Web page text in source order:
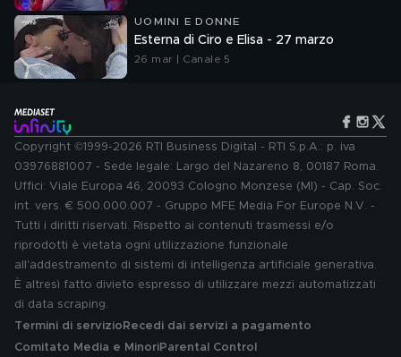
UOMINI E DONNE
Esterna di Ciro e Elisa - 27 marzo
26 mar | Canale 5
Copyright ©1999-2026 RTI Business Digital - RTI S.p.A.: p. iva
03976881007 - Sede legale: Largo del Nazareno 8, 00187 Roma.
Uffici: Viale Europa 46, 20093 Cologno Monzese (MI) - Cap. Soc.
int. vers. € 500.000.007 - Gruppo MFE Media For Europe N.V. -
Tutti i diritti riservati. Rispetto ai contenuti trasmessi e/o
riprodotti è vietata ogni utilizzazione funzionale
all'addestramento di sistemi di intelligenza artificiale generativa.
È altresì fatto divieto espresso di utilizzare mezzi automatizzati
di data scraping.
Termini di servizio Recedi dai servizi a pagamento
Comitato Media e MinoriParental Control